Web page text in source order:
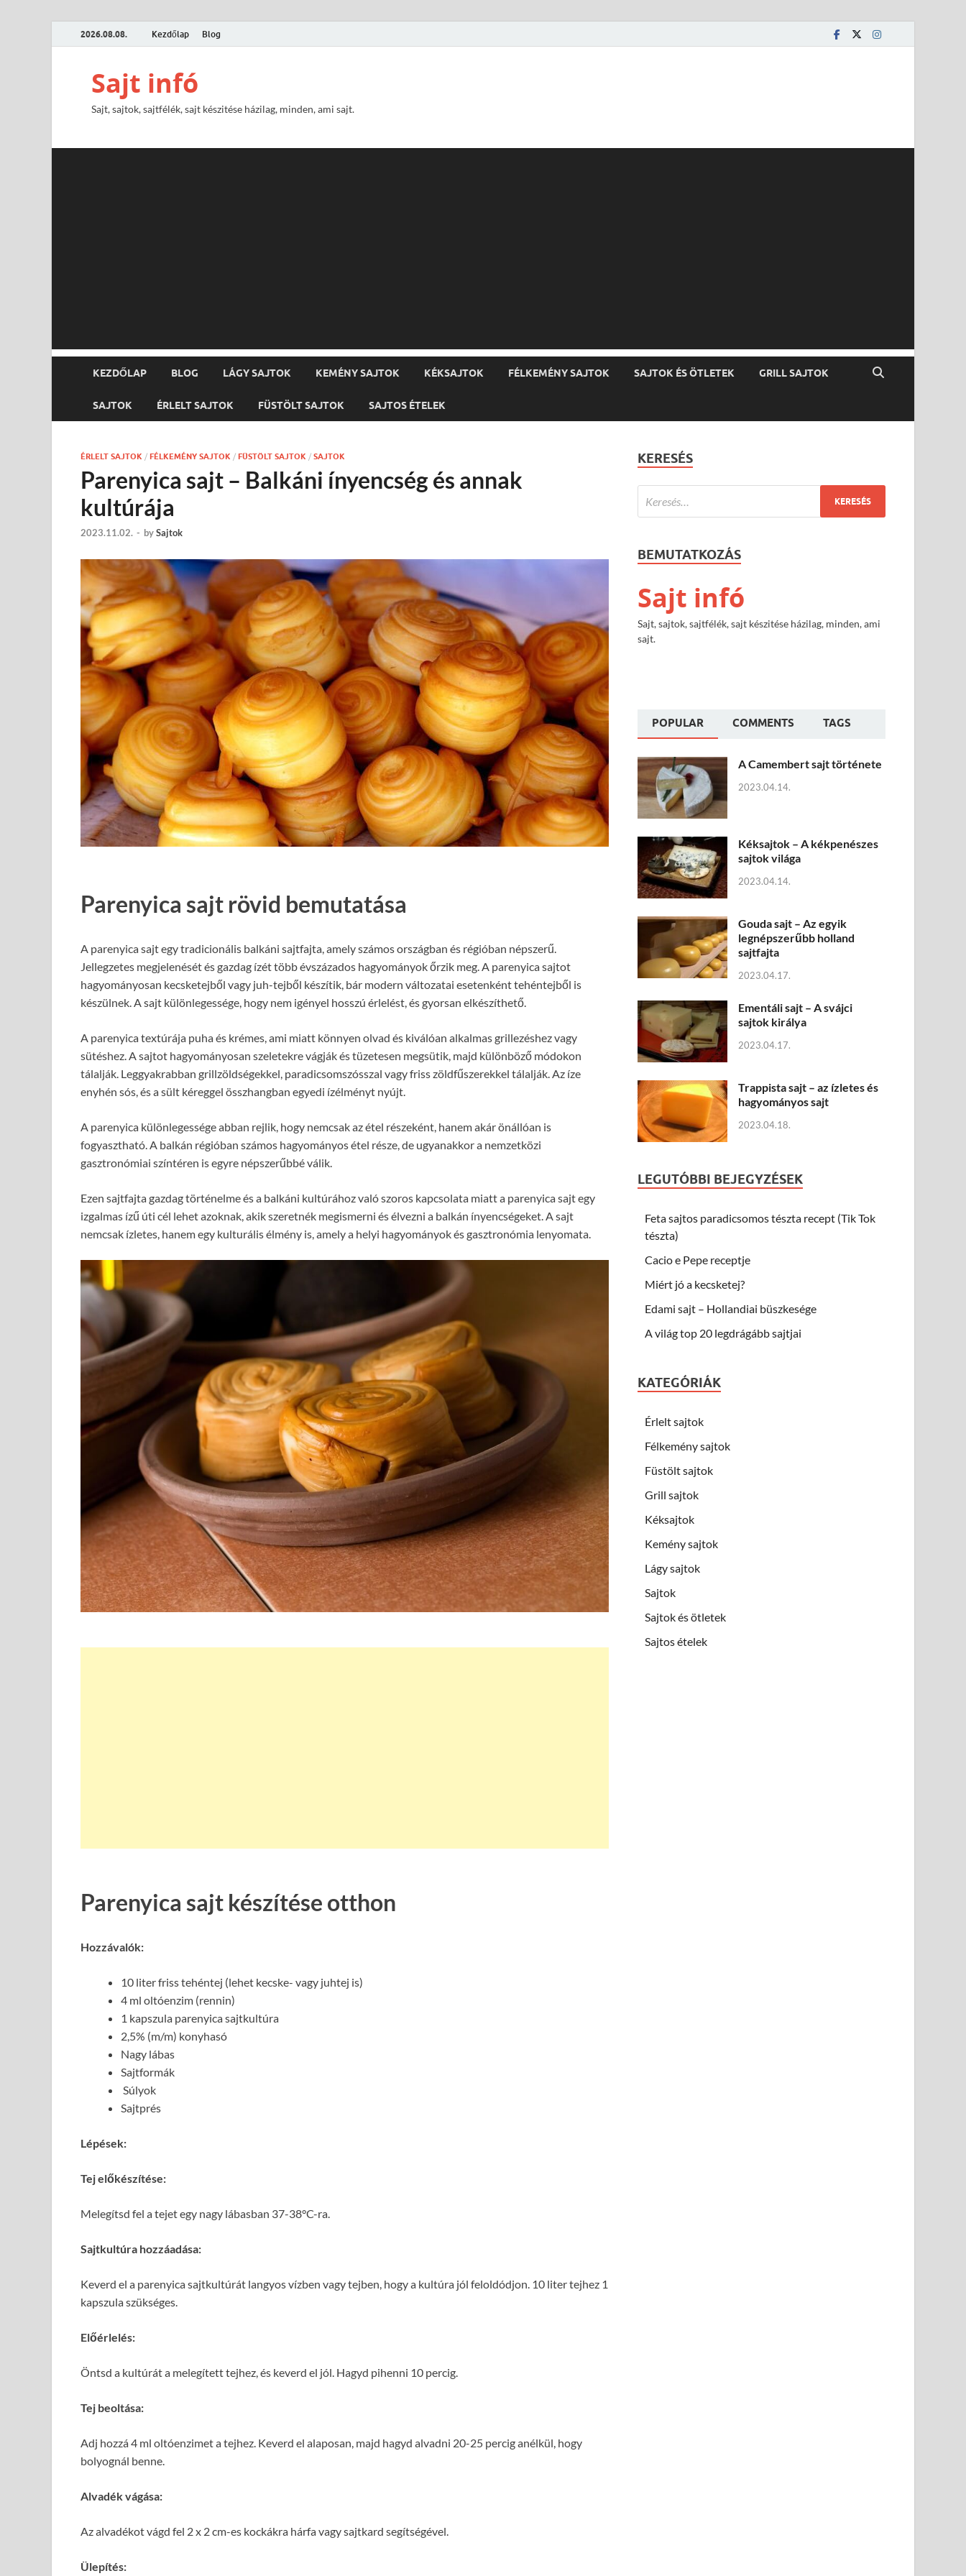
2026.08.08. Kezdőlap Blog
Sajt infó
Sajt, sajtok, sajtfélék, sajt készitése házilag, minden, ami sajt.
KEZDŐLAP BLOG LÁGY SAJTOK KEMÉNY SAJTOK KÉKSAJTOK FÉLKEMÉNY SAJTOK SAJTOK ÉS ÖTLETEK GRILL SAJTOK
SAJTOK ÉRLELT SAJTOK FÜSTÖLT SAJTOK SAJTOS ÉTELEK
ÉRLELT SAJTOK / FÉLKEMÉNY SAJTOK / FÜSTÖLT SAJTOK / SAJTOK
Parenyica sajt – Balkáni ínyencség és annak
kultúrája
2023.11.02. - bySajtok
Parenyica sajt rövid bemutatása
A parenyica sajt egy tradicionális balkáni sajtfajta, amely számos országban és régióban népszerű.
Jellegzetes megjelenését és gazdag ízét több évszázados hagyományok őrzik meg. A parenyica sajtot
hagyományosan kecsketejből vagy juh-tejből készítik, bár modern változatai esetenként tehéntejből is
készülnek. A sajt különlegessége, hogy nem igényel hosszú érlelést, és gyorsan elkészíthető.
A parenyica textúrája puha és krémes, ami miatt könnyen olvad és kiválóan alkalmas grillezéshez vagy
sütéshez. A sajtot hagyományosan szeletekre vágják és tüzetesen megsütik, majd különböző módokon
tálalják. Leggyakrabban grillzöldségekkel, paradicsomszósszal vagy friss zöldfűszerekkel tálalják. Az íze
enyhén sós, és a sült kéreggel összhangban egyedi ízélményt nyújt.
A parenyica különlegessége abban rejlik, hogy nemcsak az étel részeként, hanem akár önállóan is
fogyasztható. A balkán régióban számos hagyományos étel része, de ugyanakkor a nemzetközi
gasztronómiai színtéren is egyre népszerűbbé válik.
Ezen sajtfajta gazdag történelme és a balkáni kultúrához való szoros kapcsolata miatt a parenyica sajt egy
izgalmas ízű úti cél lehet azoknak, akik szeretnék megismerni és élvezni a balkán ínyencségeket. A sajt
nemcsak ízletes, hanem egy kulturális élmény is, amely a helyi hagyományok és gasztronómia lenyomata.
Parenyica sajt készítése otthon
Hozzávalók:
10 liter friss tehéntej (lehet kecske- vagy juhtej is)
4 ml oltóenzim (rennin)
1 kapszula parenyica sajtkultúra
2,5% (m/m) konyhasó
Nagy lábas
Sajtformák
Súlyok
Sajtprés
Lépések:
Tej előkészítése:
Melegítsd fel a tejet egy nagy lábasban 37-38°C-ra.
Sajtkultúra hozzáadása:
Keverd el a parenyica sajtkultúrát langyos vízben vagy tejben, hogy a kultúra jól feloldódjon. 10 liter tejhez 1
kapszula szükséges.
Előérlelés:
Öntsd a kultúrát a melegített tejhez, és keverd el jól. Hagyd pihenni 10 percig.
Tej beoltása:
Adj hozzá 4 ml oltóenzimet a tejhez. Keverd el alaposan, majd hagyd alvadni 20-25 percig anélkül, hogy
bolyognál benne.
Alvadék vágása:
Az alvadékot vágd fel 2 x 2 cm-es kockákra hárfa vagy sajtkard segítségével.
Ülepítés:
KERESÉS
BEMUTATKOZÁS
Sajt infó
Sajt, sajtok, sajtfélék, sajt készitése házilag, minden, ami
sajt.
POPULAR COMMENTS TAGS
A Camembert sajt története
2023.04.14.
Kéksajtok – A kékpenészes
sajtok világa
2023.04.14.
Gouda sajt – Az egyik
legnépszerűbb holland
sajtfajta
2023.04.17.
Ementáli sajt – A svájci
sajtok királya
2023.04.17.
Trappista sajt – az ízletes és
hagyományos sajt
2023.04.18.
LEGUTÓBBI BEJEGYZÉSEK
Feta sajtos paradicsomos tészta recept (Tik Tok
tészta)
Cacio e Pepe receptje
Miért jó a kecsketej?
Edami sajt – Hollandiai büszkesége
A világ top 20 legdrágább sajtjai
KATEGÓRIÁK
Érlelt sajtok
Félkemény sajtok
Füstölt sajtok
Grill sajtok
Kéksajtok
Kemény sajtok
Lágy sajtok
Sajtok
Sajtok és ötletek
Sajtos ételek